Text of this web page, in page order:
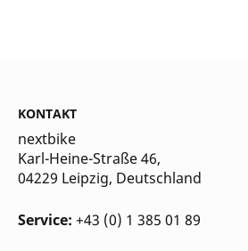
KONTAKT
nextbike
Karl-Heine-Straße 46,
04229 Leipzig, Deutschland
Service: +43 (0) 1 385 01 89